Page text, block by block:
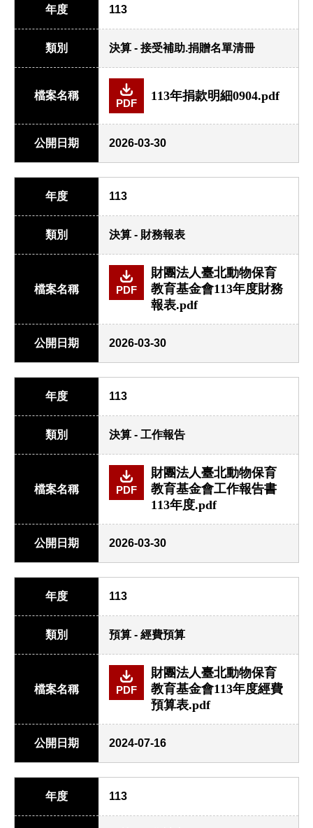
年度 113
類別 決算 - 接受補助.捐贈名單清冊
檔案名稱
PDF
113年捐款明細0904.pdf
公開日期 2026-03-30
年度 113
類別 決算 - 財務報表
檔案名稱 PDF
財團法人臺北動物保育
教育基金會113年度財務
報表.pdf
公開日期 2026-03-30
年度 113
類別 決算 - 工作報告
檔案名稱 PDF
財團法人臺北動物保育
教育基金會工作報告書
113年度.pdf
公開日期 2026-03-30
年度 113
類別 預算 - 經費預算
檔案名稱 PDF
財團法人臺北動物保育
教育基金會113年度經費
預算表.pdf
公開日期 2024-07-16
年度 113